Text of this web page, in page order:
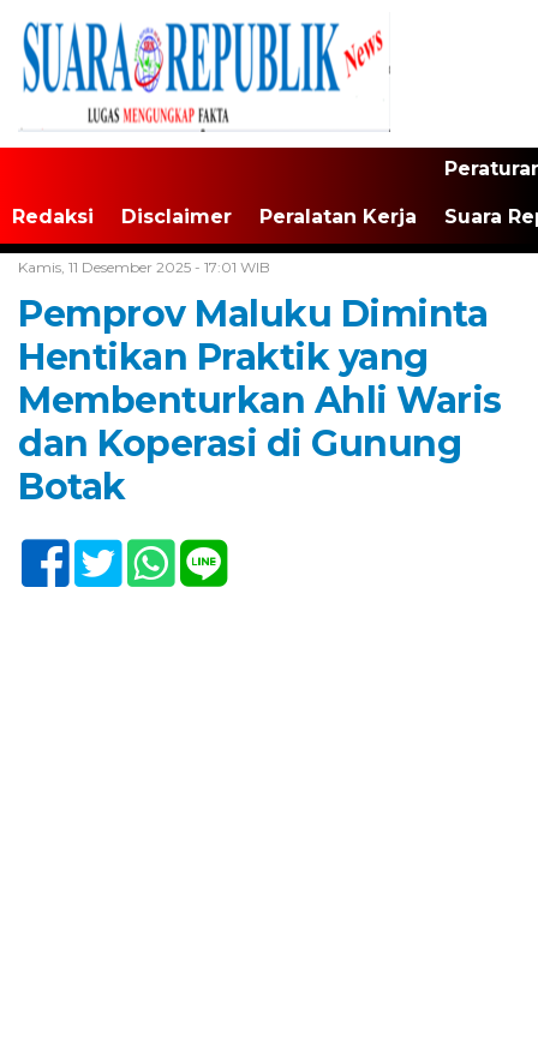
Redaksi Disclaimer Peralatan Kerja Suara
Kamis, 11 Desember 2025 - 17:01 WIB
Pemprov Maluku Diminta
Hentikan Praktik yang
Membenturkan Ahli Waris
dan Koperasi di Gunung
Botak